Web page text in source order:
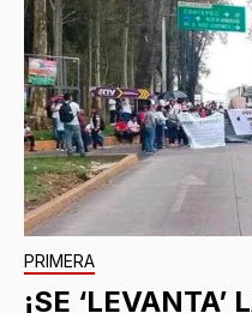
PRIMERA
¡SE